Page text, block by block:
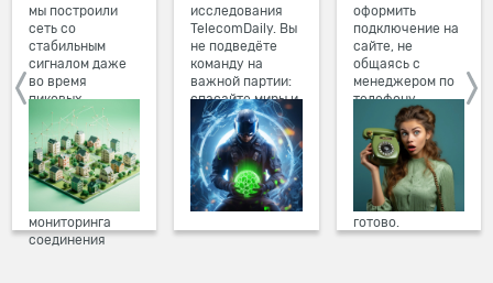
мы построили
сеть со
стабильным
сигналом даже
во время
пиковых
нагрузок в
вечернее время.
Мы постоянно
обновляем наше
оборудование в
домах, а система
мониторинга
соединения
исследования
TelecomDaily. Вы
не подведёте
команду на
важной партии:
спасайте миры и
побеждайте с
друзьями в
онлайн-играх.
оформить
подключение на
сайте, не
общаясь с
менеджером по
телефону.
Просто в три
клика заполните
форму заявки на
сайте, выберите
дату и время
подключения,
готово.